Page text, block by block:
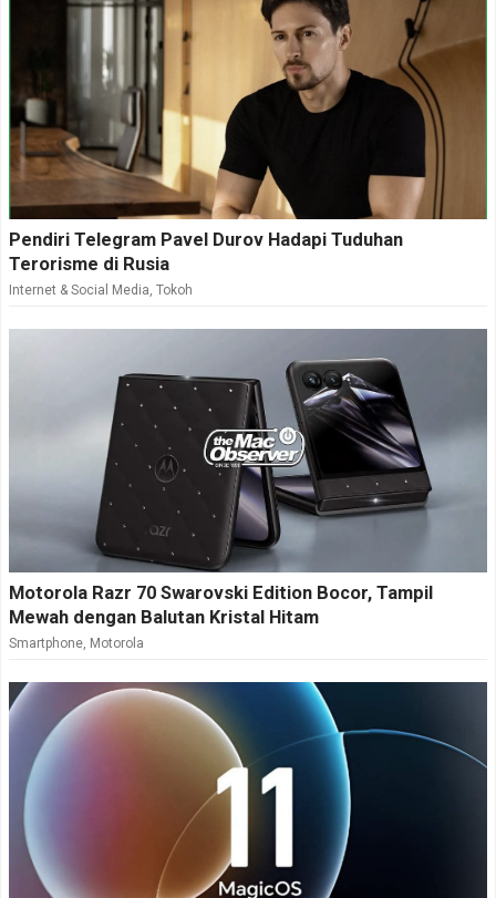
Pendiri Telegram Pavel Durov Hadapi Tuduhan
Terorisme di Rusia
Internet & Social Media Tokoh
Motorola Razr 70 Swarovski Edition Bocor, Tampil
Mewah dengan Balutan Kristal Hitam
Smartphone Motorola